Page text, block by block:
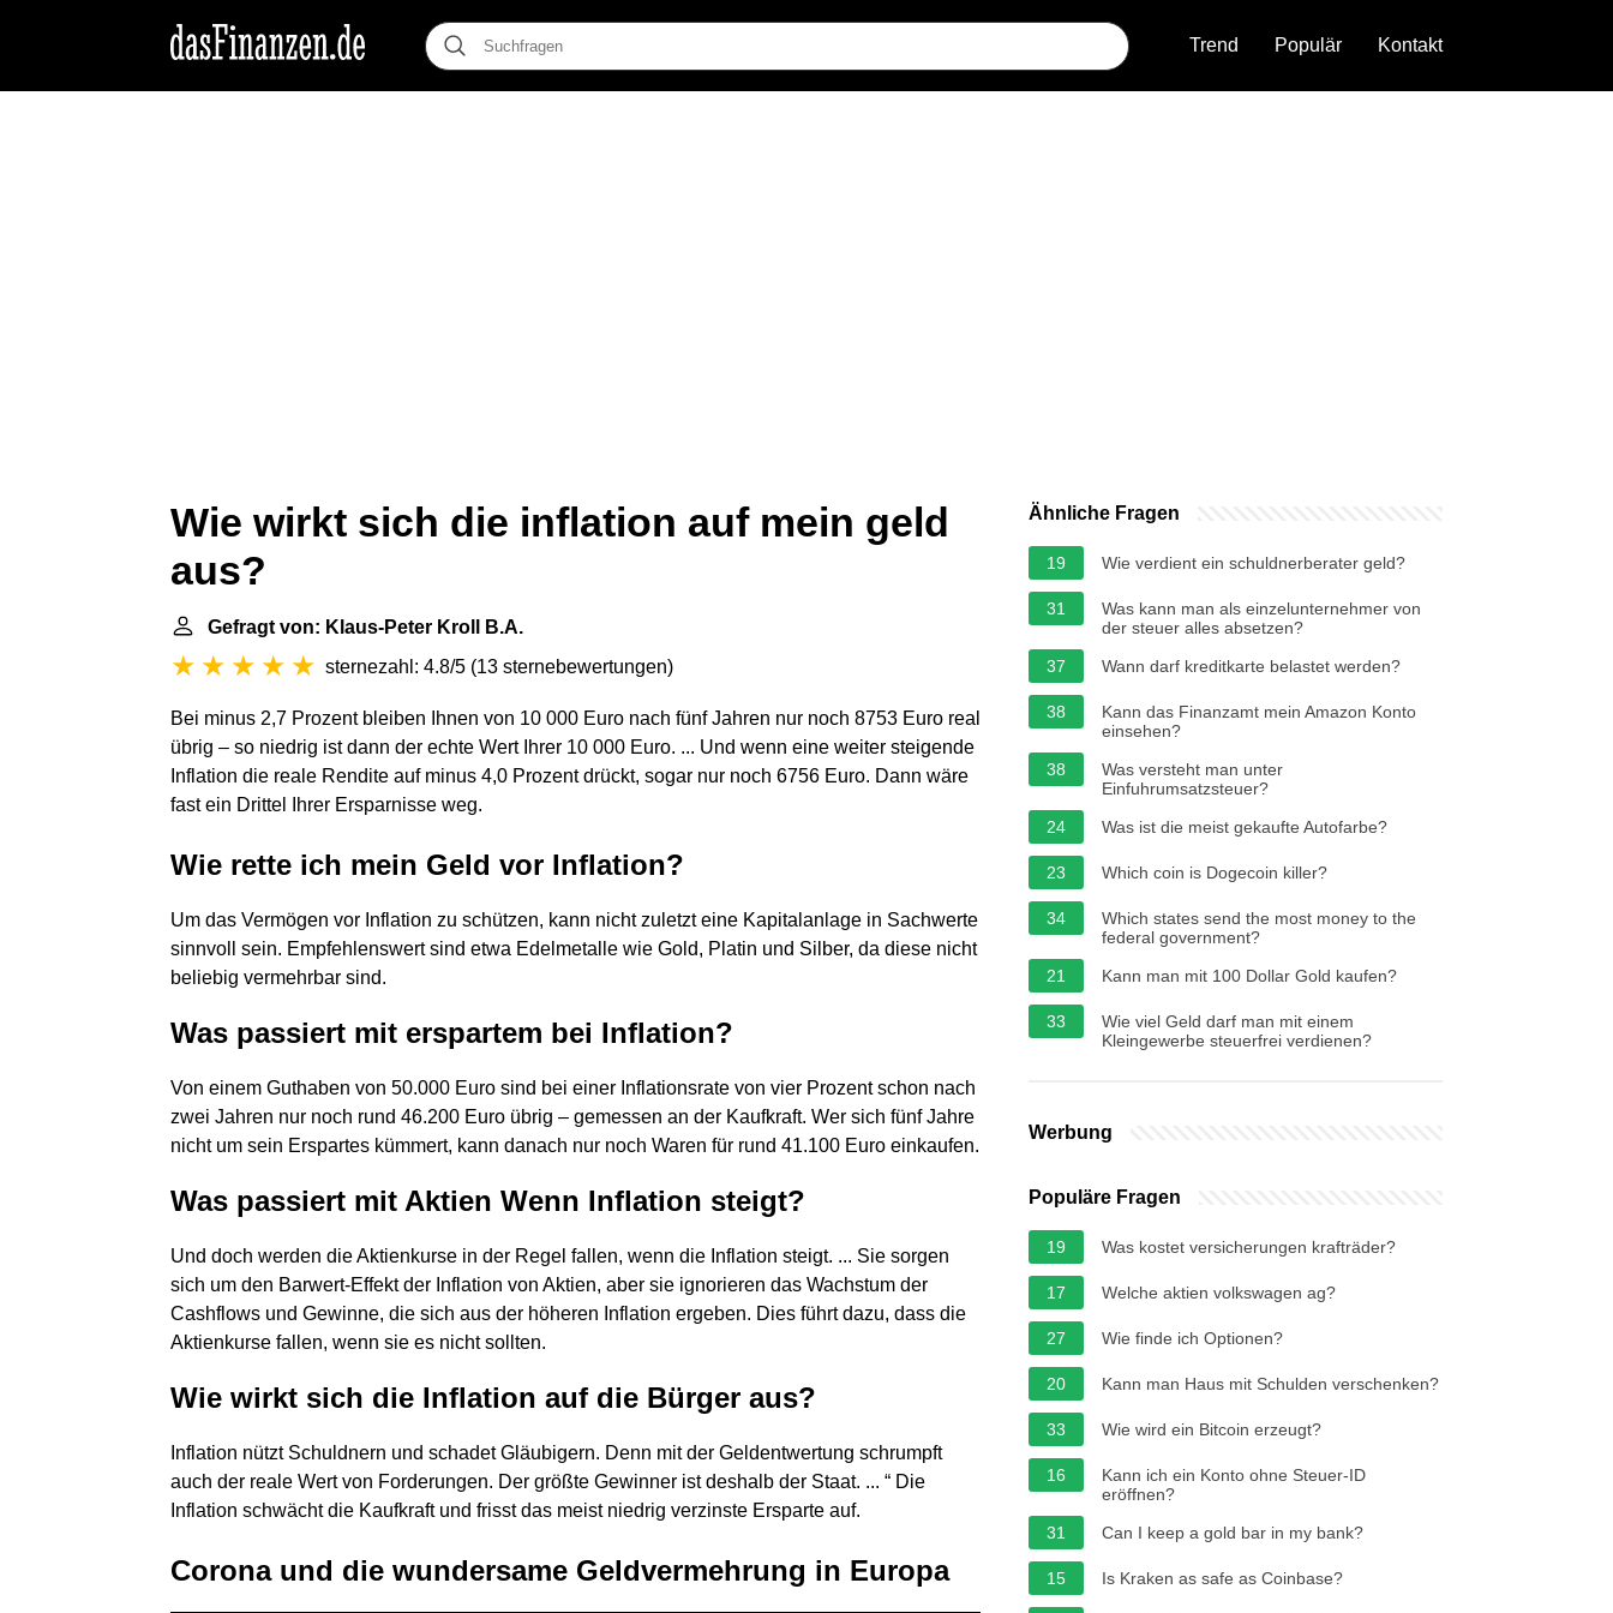
Trend Populär Kontakt
Wie wirkt sich die inflation auf mein geld
aus?
Gefragt von: Klaus-Peter Kroll B.A.
sternezahl: 4.8/5 (13 sternebewertungen)
Bei minus 2,7 Prozent bleiben Ihnen von 10 000 Euro nach fünf Jahren nur noch 8753 Euro real
übrig – so niedrig ist dann der echte Wert Ihrer 10 000 Euro. ... Und wenn eine weiter steigende
Inflation die reale Rendite auf minus 4,0 Prozent drückt, sogar nur noch 6756 Euro. Dann wäre
fast ein Drittel Ihrer Ersparnisse weg.
Wie rette ich mein Geld vor Inflation?
Um das Vermögen vor Inflation zu schützen, kann nicht zuletzt eine Kapitalanlage in Sachwerte
sinnvoll sein. Empfehlenswert sind etwa Edelmetalle wie Gold, Platin und Silber, da diese nicht
beliebig vermehrbar sind.
Was passiert mit erspartem bei Inflation?
Von einem Guthaben von 50.000 Euro sind bei einer Inflationsrate von vier Prozent schon nach
zwei Jahren nur noch rund 46.200 Euro übrig – gemessen an der Kaufkraft. Wer sich fünf Jahre
nicht um sein Erspartes kümmert, kann danach nur noch Waren für rund 41.100 Euro einkaufen.
Was passiert mit Aktien Wenn Inflation steigt?
Und doch werden die Aktienkurse in der Regel fallen, wenn die Inflation steigt. ... Sie sorgen
sich um den Barwert-Effekt der Inflation von Aktien, aber sie ignorieren das Wachstum der
Cashflows und Gewinne, die sich aus der höheren Inflation ergeben. Dies führt dazu, dass die
Aktienkurse fallen, wenn sie es nicht sollten.
Wie wirkt sich die Inflation auf die Bürger aus?
Inflation nützt Schuldnern und schadet Gläubigern. Denn mit der Geldentwertung schrumpft
auch der reale Wert von Forderungen. Der größte Gewinner ist deshalb der Staat. ... “ Die
Inflation schwächt die Kaufkraft und frisst das meist niedrig verzinste Ersparte auf.
Corona und die wundersame Geldvermehrung in Europa
Ähnliche Fragen
19 Wie verdient ein schuldnerberater geld?
31
Was kann man als einzelunternehmer von
der steuer alles absetzen?
37
Wann darf kreditkarte belastet werden?
38
Kann das Finanzamt mein Amazon Konto
einsehen?
38
Was versteht man unter
Einfuhrumsatzsteuer?
24
Was ist die meist gekaufte Autofarbe?
23 Which coin is Dogecoin killer?
34
Which states send the most money to the
federal government?
21
Kann man mit 100 Dollar Gold kaufen?
33
Wie viel Geld darf man mit einem
Kleingewerbe steuerfrei verdienen?
Werbung
Populäre Fragen
19 Was kostet versicherungen krafträder?
17 Welche aktien volkswagen ag?
27 Wie finde ich Optionen?
20 Kann man Haus mit Schulden verschenken?
33 Wie wird ein Bitcoin erzeugt?
16
Kann ich ein Konto ohne Steuer-ID
eröffnen?
31
Can I keep a gold bar in my bank?
15 Is Kraken as safe as Coinbase?